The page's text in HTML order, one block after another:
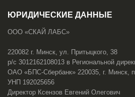
ЮРИДИЧЕСКИЕ ДАННЫЕ
ООО «СКАЙ ЛАБС»
220082 г. Минск, ул. Притыцкого, 38
р/с 3012162108013 в Региональной
ОАО «БПС-Сбербанк» 220035, г. Минск,
УНП 192025656
Директор Ксензов Евгений Олегович